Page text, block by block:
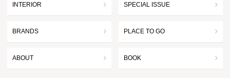
INTERIOR SPECIAL ISSUE
BRANDS PLACE TO GO
ABOUT BOOK